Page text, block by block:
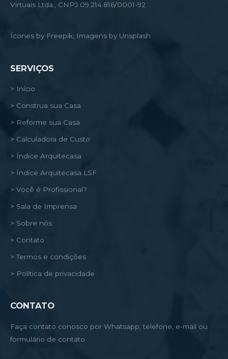
Virtuais Ltda., CNPJ 09.214.816/0001-92
Ícones by Freepik, Imagens by Unsplash
SERVIÇOS
> Início
> Construa sua Casa
> Reforme sua Casa
> Calculadora de Custo
> Índice Arquitecasa
> Índice Arquitecasa LSF
> Você é Profissional?
> Sala de Imprensa
> Sobre nós
> Contato
> Termos e condições
> Política de privacidade
CONTATO
Faça contato conosco por Whatsapp, telefone, e-mail ou
formulário de contato.